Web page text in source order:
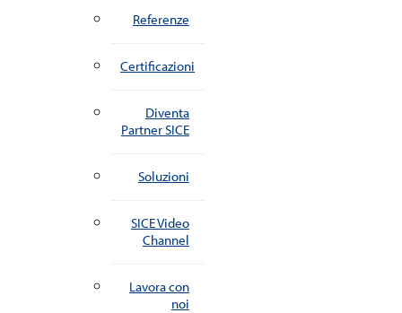
Referenze
Certificazioni
Diventa
Partner SICE
Soluzioni
SICE Video
Channel
Lavora con
noi